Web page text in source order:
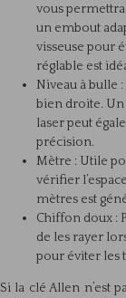
vous
un embout
visseuse pour
réglable est
Niveau à bulle
bien droite. Un
laser peut
précision.
Mètre : Utile
vérifier
mètres est
Chiffon doux :
de les rayer
pour éviter les
Si la clé Allen n’est